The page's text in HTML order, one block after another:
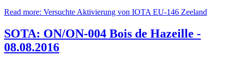
Read more: Versuchte Aktivierung von IOTA EU-146 Zeeland
SOTA: ON/ON-004 Bois de Hazeille -
08.08.2016